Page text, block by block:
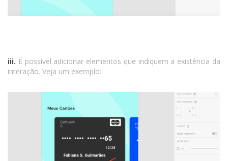
iii. É possível adicionar elementos que indiquem a existência da
interação. Veja um exemplo: